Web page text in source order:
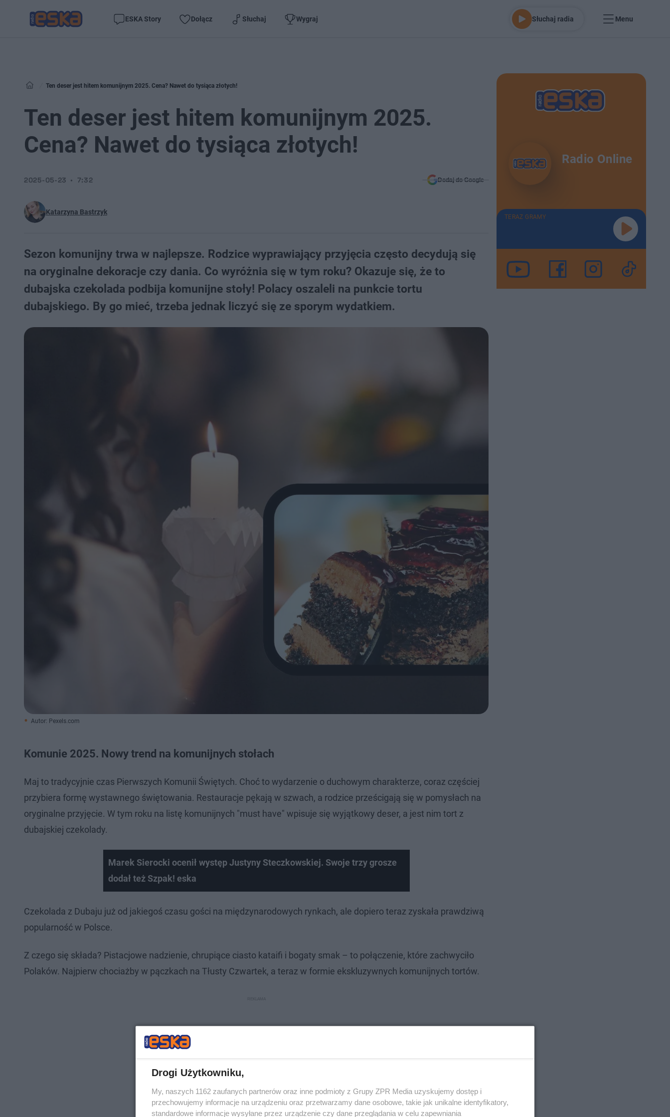
ESKA Story Dołącz Słuchaj Wygraj Słuchaj radia Menu
Ten deser jest hitem komunijnym 2025. Cena? Nawet do tysiąca złotych!
Ten deser jest hitem komunijnym 2025.
Cena? Nawet do tysiąca złotych!
Katarzyna Bastrzyk
2025-05-23 7:32 Dodaj do Google
Sezon komunijny trwa w najlepsze. Rodzice wyprawiający przyjęcia często decydują się
na oryginalne dekoracje czy dania. Co wyróżnia się w tym roku? Okazuje się, że to
dubajska czekolada podbija komunijne stoły! Polacy oszaleli na punkcie tortu
dubajskiego. By go mieć, trzeba jednak liczyć się ze sporym wydatkiem.
Autor: Pexels.com
Komunie 2025. Nowy trend na komunijnych stołach
Maj to tradycyjnie czas Pierwszych Komunii Świętych. Choć to wydarzenie o duchowym charakterze, coraz częściej
przybiera formę wystawnego świętowania. Restauracje pękają w szwach, a rodzice prześcigają się w pomysłach na
oryginalne przyjęcie. W tym roku na listę komunijnych "must have" wpisuje się wyjątkowy deser, a jest nim tort z
dubajskiej czekolady.
Marek Sierocki ocenił występ Justyny Steczkowskiej. Swoje trzy grosze
dodał też Szpak! eska
Czekolada z Dubaju już od jakiegoś czasu gości na międzynarodowych rynkach, ale dopiero teraz zyskała prawdziwą
popularność w Polsce.
Z czego się składa? Pistacjowe nadzienie, chrupiące ciasto kataifi i bogaty smak – to połączenie, które zachwyciło
Polaków. Najpierw chociażby w pączkach na Tłusty Czwartek, a teraz w formie ekskluzywnych komunijnych tortów.
Radio Online
TERAZ GRAMY
Drogi Użytkowniku,
My, naszych 1162 zaufanych partnerów oraz inne podmioty z Grupy ZPR Media uzyskujemy dostęp i
przechowujemy informacje na urządzeniu oraz przetwarzamy dane osobowe, takie jak unikalne identyfikatory,
standardowe informacje wysyłane przez urządzenie czy dane przeglądania w celu zapewniania